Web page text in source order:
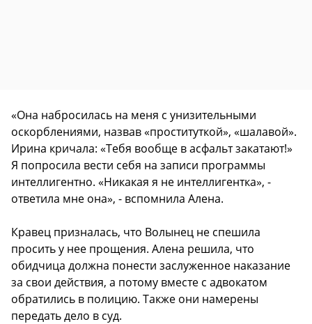
«Она набросилась на меня с унизительными
оскорблениями, назвав «проституткой», «шалавой».
Ирина кричала: «Тебя вообще в асфальт закатают!»
Я попросила вести себя на записи программы
интеллигентно. «Никакая я не интеллигентка», -
ответила мне она», - вспомнила Алена.
Кравец призналась, что Волынец не спешила
просить у нее прощения. Алена решила, что
обидчица должна понести заслуженное наказание
за свои действия, а потому вместе с адвокатом
обратились в полицию. Также они намерены
передать дело в суд.